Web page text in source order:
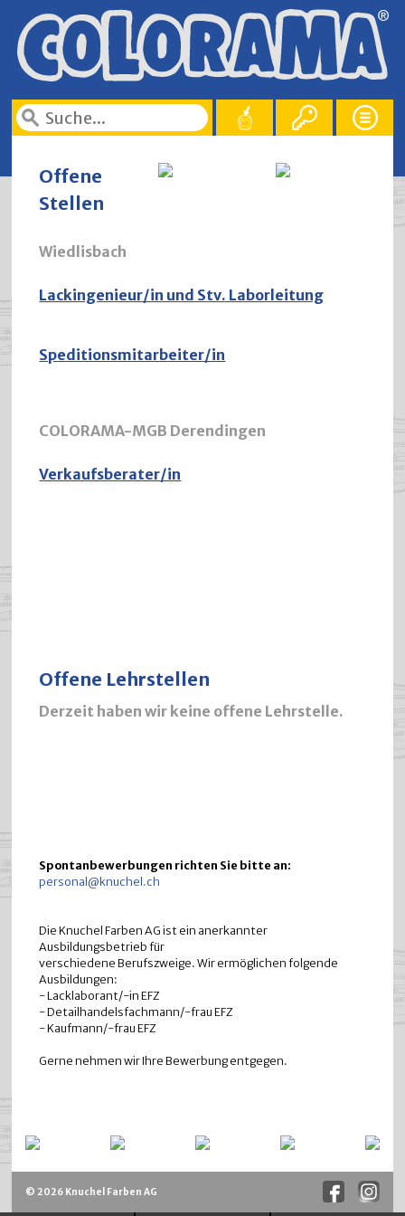
Offene
Stellen
Wiedlisbach
Lackingenieur/in und Stv. Laborleitung
Speditionsmitarbeiter/in
COLORAMA-MGB Derendingen
Verkaufsberater/in
Offene Lehrstellen
Derzeit haben wir keine offene Lehrstelle.
Spontanbewerbungen richten Sie bitte an:
personal@knuchel.ch
Die Knuchel Farben AG ist ein anerkannter
Ausbildungsbetrieb für
verschiedene Berufszweige. Wir ermöglichen folgende
Ausbildungen:
- Lacklaborant/-in EFZ
- Detailhandelsfachmann/-frau EFZ
- Kaufmann/-frau EFZ
Gerne nehmen wir Ihre Bewerbung entgegen.
© 2026 Knuchel Farben AG